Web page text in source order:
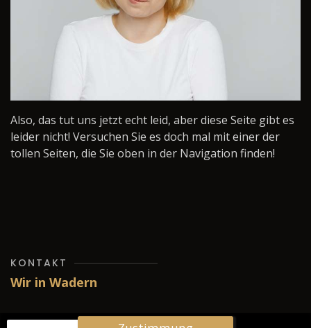
Also, das tut uns jetzt echt leid, aber diese Seite gibt es
leider nicht! Versuchen Sie es doch mal mit einer der
tollen Seiten, die Sie oben in der Navigation finden!
KONTAKT
Wir in Wadern